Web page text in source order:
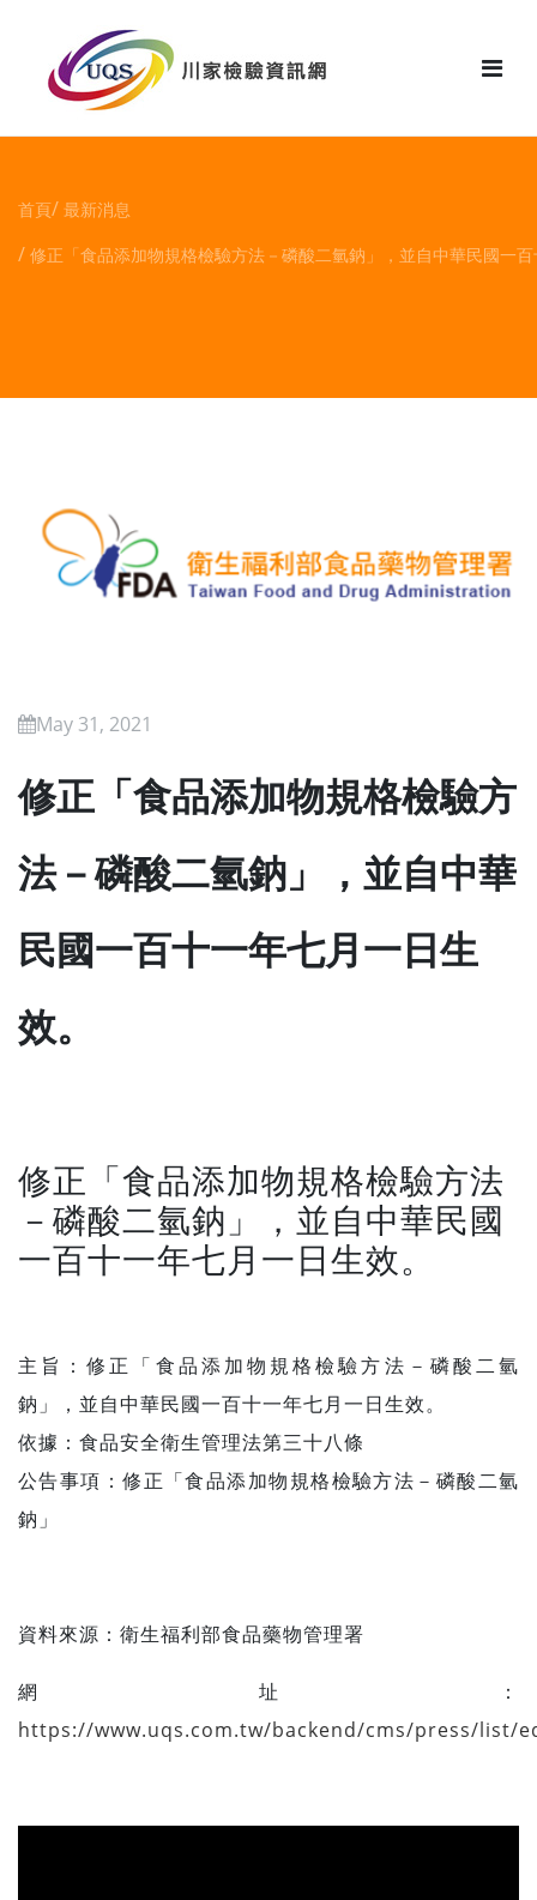
首頁 最新消息
修正「食品添加物規格檢驗方法－磷酸二氫鈉」，並自中華民國一
May 31, 2021
修正「食品添加物規格檢驗方
法－磷酸二氫鈉」，並自中華
民國一百十一年七月一日生
效。
修正「食品添加物規格檢驗方法
－磷酸二氫鈉」，並自中華民國
一百十一年七月一日生效。
主旨：修正「食品添加物規格檢驗方法－磷酸二氫
鈉」，並自中華民國一百十一年七月一日生效。
依據：食品安全衛生管理法第三十八條
公告事項：修正「食品添加物規格檢驗方法－磷酸二氫
鈉」
資料來源： 衛生福利部食品藥物管理署
網址：
https://www.uqs.com.tw/backend/cms/press/list/